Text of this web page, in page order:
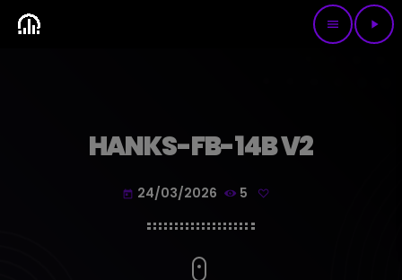
menu play_arrow
HANKS-FB-14B V2
today 24/03/2026 5